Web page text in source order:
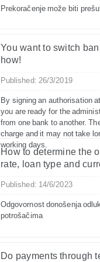
Prekoračenje može biti
You want to switch
how!
Published: 26/3/2019
By signing an authorisation
you are ready for the
from one bank to another.
charge and it may not take
working days.
How to determine the
rate, loan type and
Published: 14/6/2023
Odgovornost donošenja
potrošačima
Do payments through